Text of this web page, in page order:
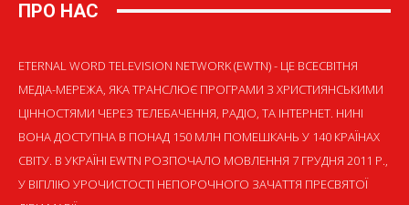
ПРО НАС
ETERNAL WORD TELEVISION NETWORK (EWTN) - ЦЕ ВСЕСВІТНЯ
МЕДІА-МЕРЕЖА, ЯКА ТРАНСЛЮЄ ПРОГРАМИ З ХРИСТИЯНСЬКИМИ
ЦІННОСТЯМИ ЧЕРЕЗ ТЕЛЕБАЧЕННЯ, РАДІО, ТА ІНТЕРНЕТ. НИНІ
ВОНА ДОСТУПНА В ПОНАД 150 МЛН ПОМЕШКАНЬ У 140 КРАЇНАХ
СВІТУ. В УКРАЇНІ EWTN РОЗПОЧАЛО МОВЛЕННЯ 7 ГРУДНЯ 2011 Р.,
У ВІГІЛІЮ УРОЧИСТОСТІ НЕПОРОЧНОГО ЗАЧАТТЯ ПРЕСВЯТОЇ